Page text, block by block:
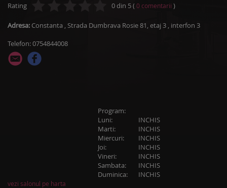
Rating 0din 5( 0 comentarii )
Adresa: Constanta , Strada Dumbrava Rosie 81, etaj 3 , interfon 3
Telefon: 0754844008
Program:
Luni:
INCHIS
Marti:
INCHIS
Miercuri:
INCHIS
Joi:
INCHIS
Vineri:
INCHIS
Sambata:
INCHIS
Duminica:
INCHIS
vezi salonul pe harta